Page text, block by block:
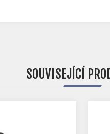
SOUVISEJÍCÍ